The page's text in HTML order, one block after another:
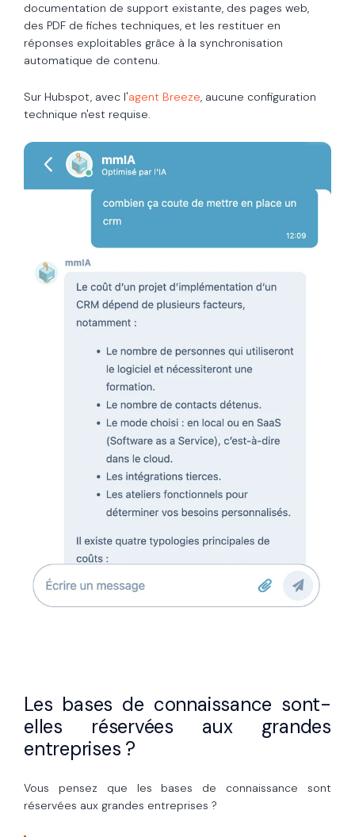
documentation de support existante, des pages web,
des PDF de fiches techniques, et les restituer en
réponses exploitables grâce à la synchronisation
automatique de contenu.
Sur Hubspot, avec l'agent Breeze, aucune configuration
technique n'est requise.
Les bases de connaissance sont-
elles réservées aux grandes
entreprises ?
Vous pensez que les bases de connaissance sont
réservées aux grandes entreprises ?